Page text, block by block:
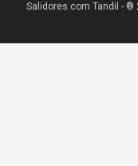
Salidores.com Tandil - ®